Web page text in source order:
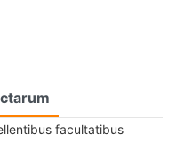
facultatibus